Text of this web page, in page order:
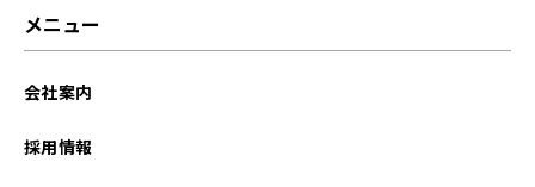
メニュー
会社案内
採用情報